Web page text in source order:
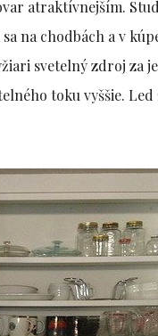
atraktívnejším.
na chodbách a v
svetelný zdroj za
toku vyššie.